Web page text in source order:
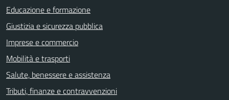
Educazione e formazione
Giustizia e sicurezza pubblica
Imprese e commercio
Mobilità e trasporti
Salute, benessere e assistenza
Tributi, finanze e contravvenzioni